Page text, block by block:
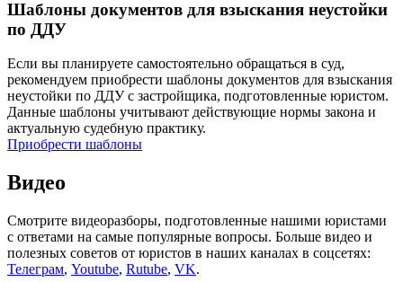
Шаблоны документов для взыскания неустойки
по ДДУ
Если вы планируете самостоятельно обращаться в суд,
рекомендуем приобрести шаблоны документов для взыскания
неустойки по ДДУ с застройщика, подготовленные юристом.
Данные шаблоны учитывают действующие нормы закона и
актуальную судебную практику.
Приобрести шаблоны
Видео
Смотрите видеоразборы, подготовленные нашими юристами
с ответами на самые популярные вопросы. Больше видео и
полезных советов от юристов в наших каналах в соцсетях:
Телеграм, Youtube, Rutube, VK.